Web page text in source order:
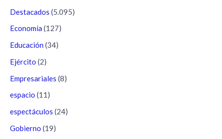
Destacados (5.095)
Economía (127)
Educación (34)
Ejército (2)
Empresariales (8)
espacio (11)
espectáculos (24)
Gobierno (19)